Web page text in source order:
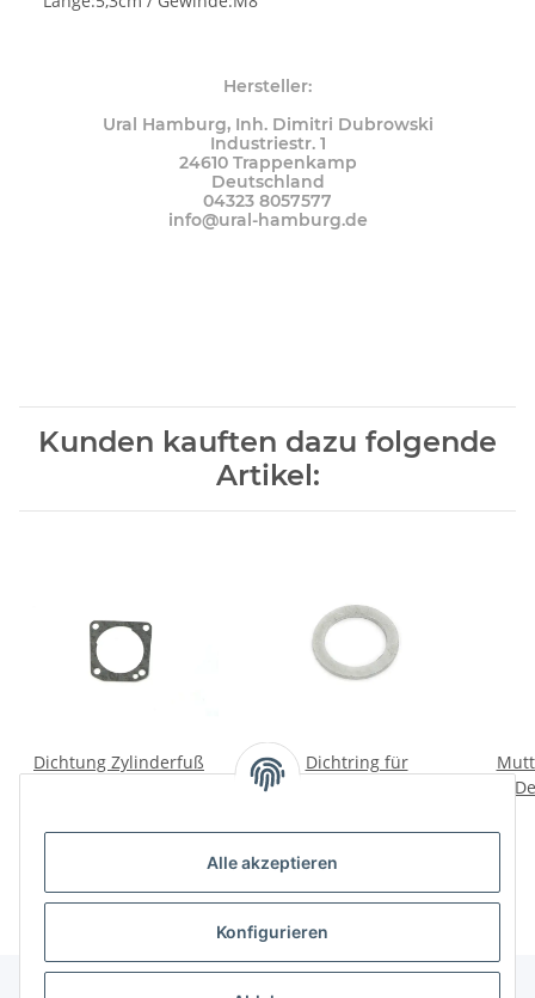
Alle akzeptieren
Konfigurieren
Hersteller:
Ural Hamburg, Inh. Dimitri Dubrowski
Industriestr. 1
24610 Trappenkamp
Deutschland
04323 8057577
info@ural-hamburg.de
Kunden kauften dazu folgende
Artikel:
Dichtung Zylinderfuß
Dichtring für
Ölablassschraube und